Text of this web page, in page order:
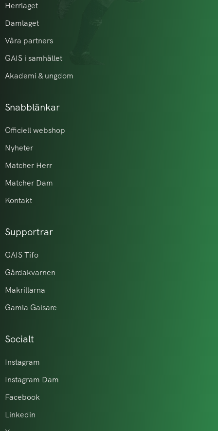
Herrlaget
Damlaget
Våra partners
GAIS i samhället
Akademi & ungdom
Snabblänkar
Officiell webshop
Nyheter
Matcher Herr
Matcher Dam
Kontakt
Supportrar
GAIS Tifo
Gårdakvarnen
Makrillarna
Gamla Gaisare
Socialt
Instagram
Instagram Dam
Facebook
Linkedin